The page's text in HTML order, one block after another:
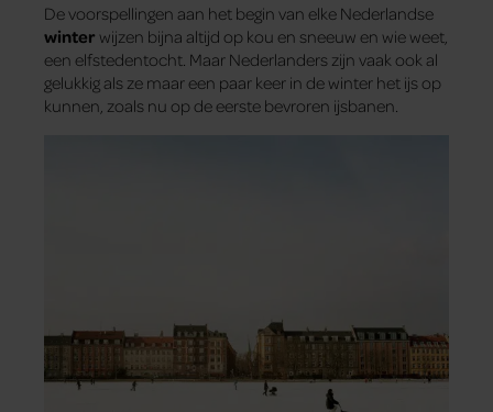
De voorspellingen aan het begin van elke Nederlandse
winter wijzen bijna altijd op kou en sneeuw en wie weet,
een elfstedentocht. Maar Nederlanders zijn vaak ook al
gelukkig als ze maar een paar keer in de winter het ijs op
kunnen, zoals nu op de eerste bevroren ijsbanen.